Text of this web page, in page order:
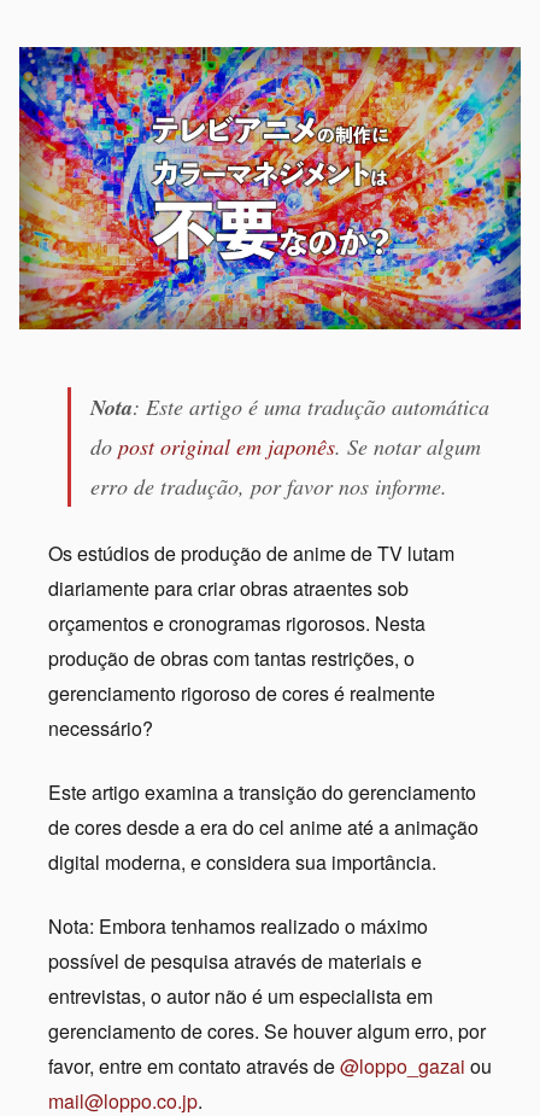
Nota: Este artigo é uma tradução automática
do post original em japonês. Se notar algum
erro de tradução, por favor nos informe.
Os estúdios de produção de anime de TV lutam
diariamente para criar obras atraentes sob
orçamentos e cronogramas rigorosos. Nesta
produção de obras com tantas restrições, o
gerenciamento rigoroso de cores é realmente
necessário?
Este artigo examina a transição do gerenciamento
de cores desde a era do cel anime até a animação
digital moderna, e considera sua importância.
Nota: Embora tenhamos realizado o máximo
possível de pesquisa através de materiais e
entrevistas, o autor não é um especialista em
gerenciamento de cores. Se houver algum erro, por
favor, entre em contato através de@loppo_gazai ou
mail@loppo.co.jp.